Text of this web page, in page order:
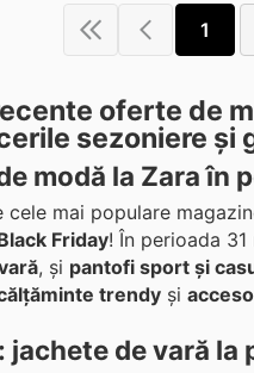
1
oferte de
sezoniere
modă la Zara în
cele mai populare
Friday! În perioada
, și pantofi sport și
trendy și
de vară la